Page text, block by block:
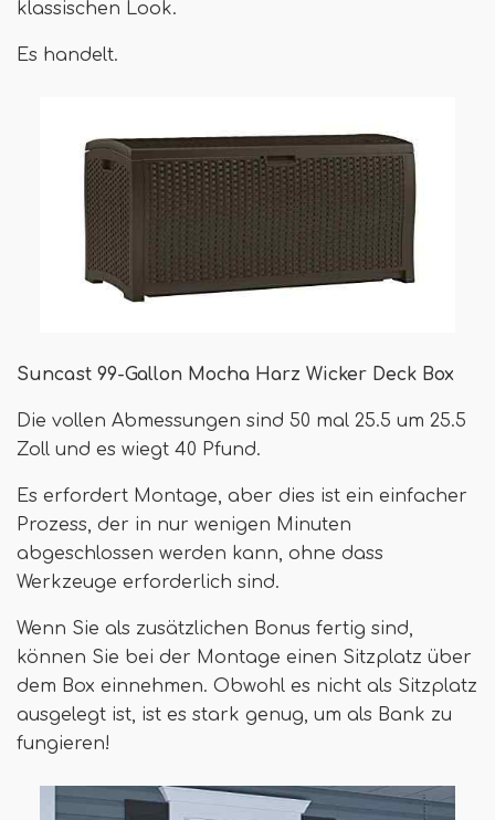
klassischen Look.
Es handelt.
Suncast 99-Gallon Mocha Harz Wicker Deck Box
Die vollen Abmessungen sind 50 mal 25.5 um 25.5
Zoll und es wiegt 40 Pfund.
Es erfordert Montage, aber dies ist ein einfacher
Prozess, der in nur wenigen Minuten
abgeschlossen werden kann, ohne dass
Werkzeuge erforderlich sind.
Wenn Sie als zusätzlichen Bonus fertig sind,
können Sie bei der Montage einen Sitzplatz über
dem Box einnehmen. Obwohl es nicht als Sitzplatz
ausgelegt ist, ist es stark genug, um als Bank zu
fungieren!